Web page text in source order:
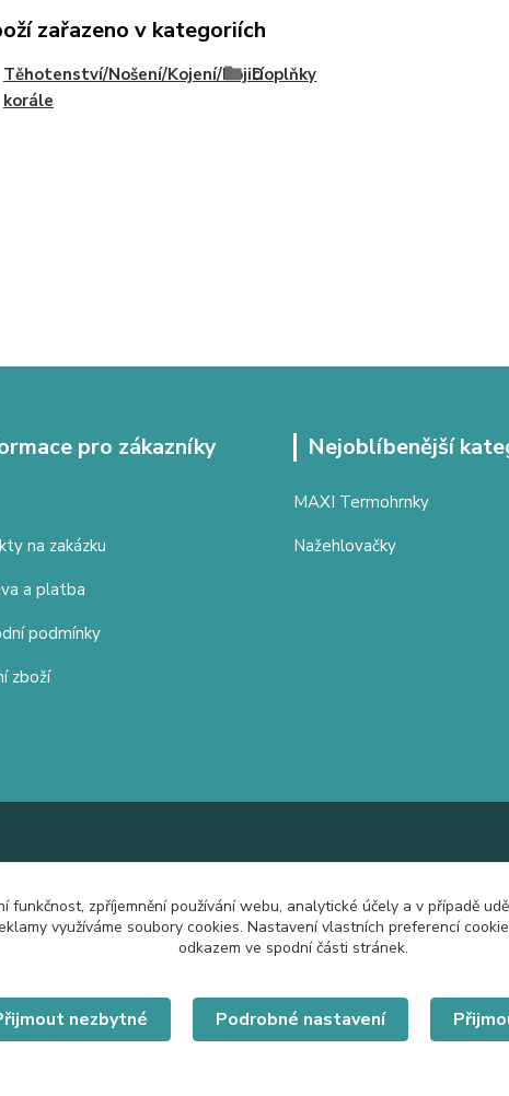
zařazeno v kategoriích
Těhotenství/Nošení/Kojení/Kojicí
korále
Doplňky
pro zákazníky
na zakázku
a platba
podmínky
zboží
Nejoblíbenější
MAXI Termohrnky
Nažehlovačky
funkčnost, zpříjemnění používání webu, analytické účely a v případě
využíváme soubory cookies. Nastavení vlastních preferencí
odkazem ve spodní části stránek.
nezbytné Podrobné nastavení